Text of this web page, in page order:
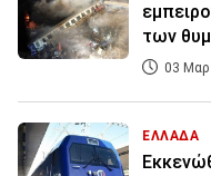
των
03 Μαρ
ΕΛΛΑΔΑ